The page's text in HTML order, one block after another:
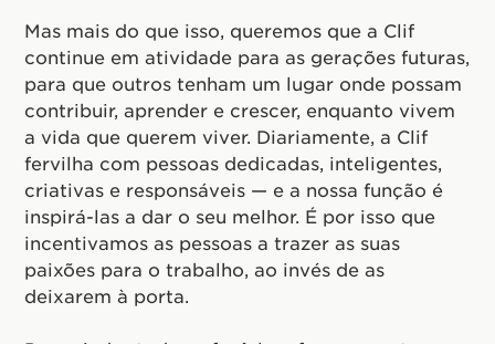
Mas mais do que isso, queremos que a Clif
continue em atividade para as gerações futuras,
para que outros tenham um lugar onde possam
contribuir, aprender e crescer, enquanto vivem
a vida que querem viver. Diariamente, a Clif
fervilha com pessoas dedicadas, inteligentes,
criativas e responsáveis — e a nossa função é
inspirá-las a dar o seu melhor. É por isso que
incentivamos as pessoas a trazer as suas
paixões para o trabalho, ao invés de as
deixarem à porta.